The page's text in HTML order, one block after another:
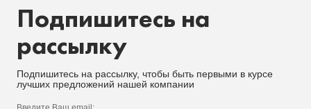
Подпишитесь на
рассылку
Подпишитесь на рассылку, чтобы быть первыми в курсе
лучших предложений нашей компании